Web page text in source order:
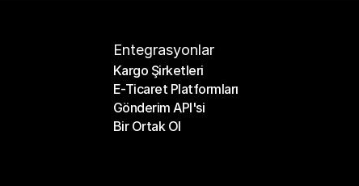
Entegrasyonlar
Kargo Şirketleri
Kargo Şirketleri
E-Ticaret Platformları
E-Ticaret Platformları
Gönderim API'si
Gönderim API'si
Bir Ortak Ol